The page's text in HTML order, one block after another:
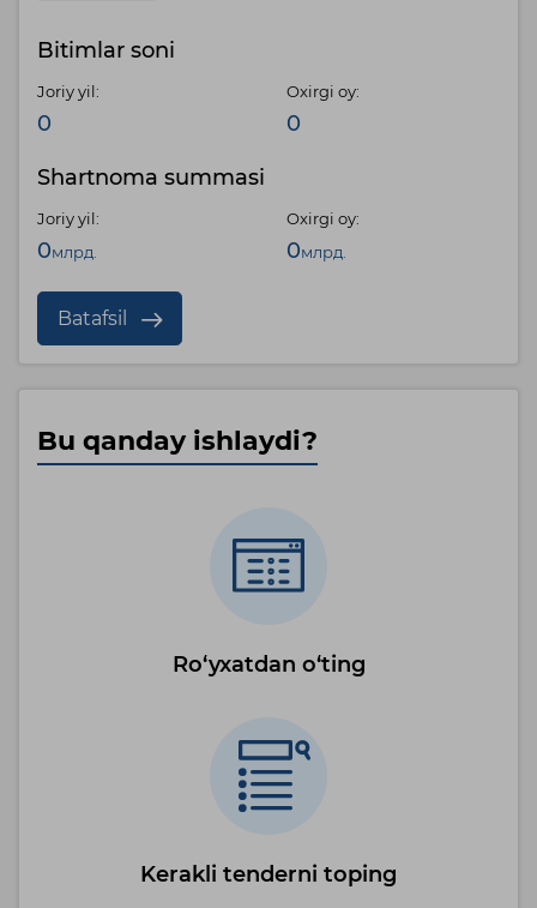
Bitimlar soni
Joriy yil:
0
Oxirgi oy:
0
Shartnoma summasi
Joriy yil:
0млрд.
Oxirgi oy:
0млрд.
Batafsil
Bu qanday ishlaydi?
Ro‘yxatdan o‘ting
Kerakli tenderni toping